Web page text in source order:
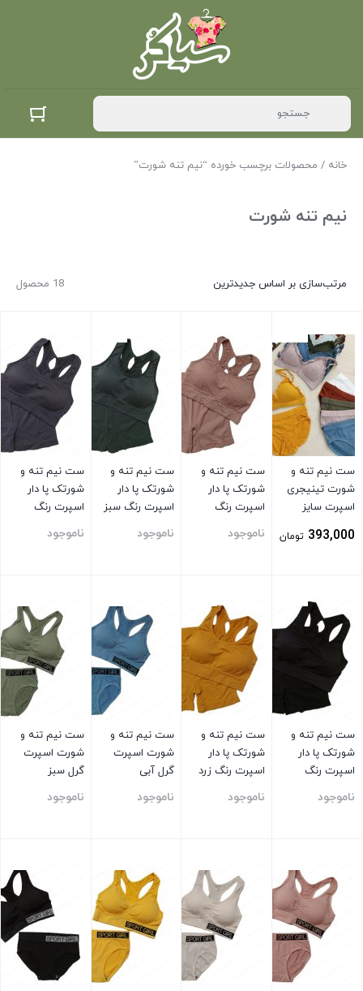
خانه / محصولات برچسب خورده “نیم تنه شورت”
نیم تنه شورت
18 محصول مرتب‌سازی بر اساس جدیدترین
ست نیم تنه و
شورت تینیجری
اسپرت سایز
393,000 تومان
ست نیم تنه و
شورتک پا دار
اسپرت رنگ
ناموجود
ست نیم تنه و
شورتک پا دار
اسپرت رنگ سبز
ناموجود
ست نیم تنه و
شورتک پا دار
اسپرت رنگ
ناموجود
ست نیم تنه و
شورتک پا دار
اسپرت رنگ
ناموجود
ست نیم تنه و
شورتک پا دار
اسپرت رنگ زرد
ناموجود
ست نیم تنه و
شورت اسپرت
گرل آبی
ناموجود
ست نیم تنه و
شورت اسپرت
گرل سبز
ناموجود